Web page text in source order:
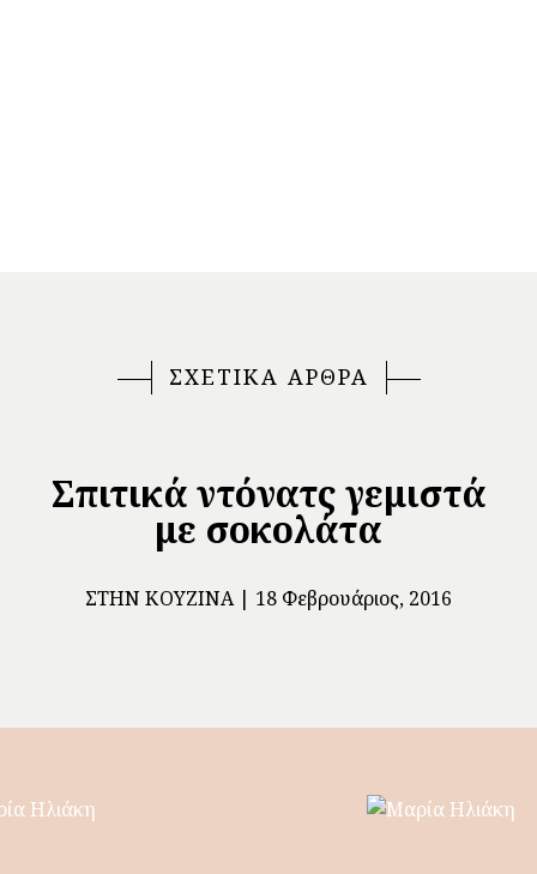
ΣΧΕΤΙΚΑ ΑΡΘΡΑ
Σπιτικά ντόνατς γεμιστά
με σοκολάτα
ΣΤΗΝ ΚΟΥΖΊΝΑ 18 Φεβρουάριος, 2016